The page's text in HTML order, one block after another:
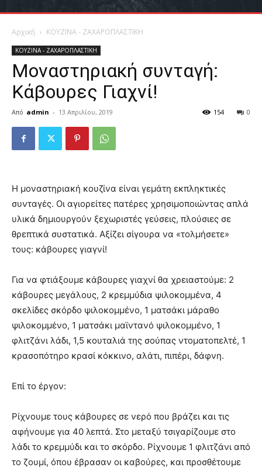
Αρχική ΚΟΥΖΙΝΑ - ΖΑΧΑΡΟΠΛΑΣΤΙΚΗ
ΚΟΥΖΙΝΑ - ΖΑΧΑΡΟΠΛΑΣΤΙΚΗ
Μοναστηριακή συνταγή:
Κάβουρες Γιαχνί!
Από admin - 13 Απριλίου, 2019 0
154
Η μοναστηριακή κουζίνα είναι γεμάτη εκπληκτικές
συνταγές. Οι αγιορείτες πατέρες χρησιμοποιώντας απλά
υλικά δημιουργούν ξεχωριστές γεύσεις, πλούσιες σε
θρεπτικά συστατικά. Αξίζει σίγουρα να «τολμήσετε»
τους: κάβουρες γιαγνί!
Για να φτιάξουμε κάβουρες γιαχνί θα χρειαστούμε: 2
κάβουρες μεγάλους, 2 κρεμμύδια ψιλοκομμένα, 4
σκελίδες σκόρδο ψιλοκομμένο, 1 ματσάκι μάραθο
ψιλοκομμένο, 1 ματσάκι μαϊντανό ψιλοκομμένο, 1
φλιτζάνι λάδι, 1,5 κουταλιά της σούπας ντοματοπελτέ, 1
κρασοπότηρο κρασί κόκκινο, αλάτι, πιπέρι, δάφνη.
Επί το έργον:
Ρίχνουμε τους κάβουρες σε νερό που βράζει και τις
αφήνουμε για 40 λεπτά. Στο μεταξύ τσιγαρίζουμε στο
λάδι το κρεμμύδι και το σκόρδο. Ρίχνουμε 1 φλιτζάνι από
το ζουμί, όπου έβρασαν οι καβούρες, και προσθέτουμε